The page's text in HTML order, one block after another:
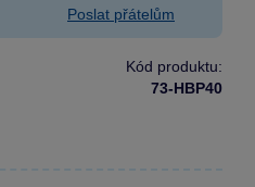
Poslat přátelům
Kód produktu:
73-HBP40